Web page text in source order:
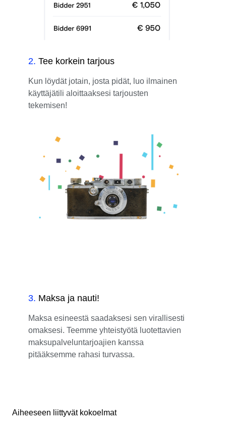
2. Tee korkein tarjous
Kun löydät jotain, josta pidät, luo ilmainen
käyttäjätili aloittaaksesi tarjousten
tekemisen!
3. Maksa ja nauti!
Maksa esineestä saadaksesi sen virallisesti
omaksesi. Teemme yhteistyötä luotettavien
maksupalveluntarjoajien kanssa
pitääksemme rahasi turvassa.
Aiheeseen liittyvät kokoelmat